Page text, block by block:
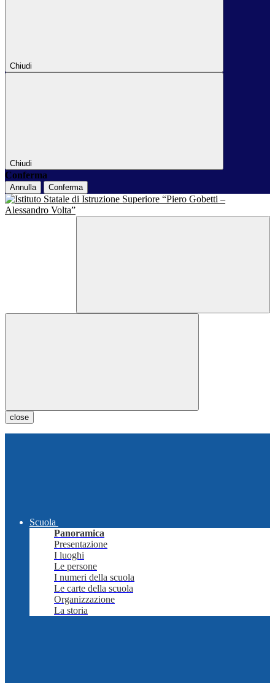
Chiudi
Chiudi
Conferma
Annulla Conferma
close
Scuola
Panoramica
Presentazione
I luoghi
Le persone
I numeri della scuola
Le carte della scuola
Organizzazione
La storia